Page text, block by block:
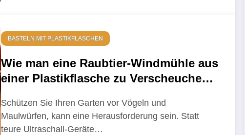
BASTELN MIT PLASTIKFLASCHEN
Wie man eine Raubtier-Windmühle aus
einer Plastikflasche zu Verscheuchen
Vögel und Maulwürfe
Schützen Sie Ihren Garten vor Vögeln und
Maulwürfen, kann eine Herausforderung sein. Statt
teure Ultraschall-Geräte…